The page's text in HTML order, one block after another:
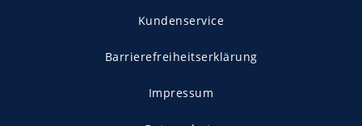
Kundenservice
Barrierefreiheitserklärung
Impressum